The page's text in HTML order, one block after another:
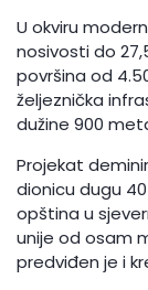
U okviru
nosivosti do
površina od
željeznička
dužine 900
Projekat
dionicu dugu
opština u
unije od osam
predviđen je i